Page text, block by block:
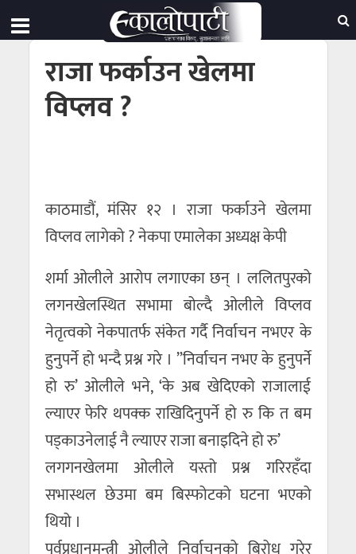
राजा फर्काउन खेलमा
विप्लव ?
काठमाडौं, मंसिर १२ । राजा फर्काउने खेलमा
विप्लव लागेको ? नेकपा एमालेका अध्यक्ष केपी
शर्मा ओलीले आरोप लगाएका छन् । ललितपुरको
लगनखेलस्थित सभामा बोल्दै ओलीले विप्लव
नेतृत्वको नेकपातर्फ संकेत गर्दै निर्वाचन नभएर के
हुनुपर्ने हो भन्दै प्रश्न गरे । ”निर्वाचन नभए के हुनुपर्ने
हो रु’ ओलीले भने, ‘के अब खेदिएको राजालाई
ल्याएर फेरि थपक्क राखिदिनुपर्ने हो रु कि त बम
पड्काउनेलाई नै ल्याएर राजा बनाइदिने हो रु’
लगगनखेलमा ओलीले यस्तो प्रश्न गरिरहँदा
सभास्थल छेउमा बम बिस्फोटको घटना भएको
थियो ।